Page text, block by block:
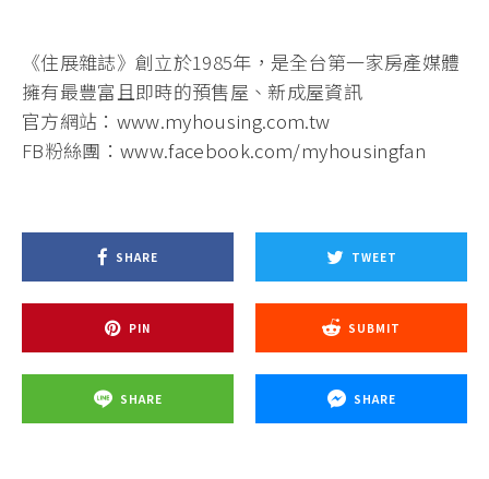
《住展雜誌》創立於1985年，是全台第一家房產媒體
擁有最豐富且即時的預售屋、新成屋資訊
官方網站： www.myhousing.com.tw
FB粉絲團：www.facebook.com/myhousingfan
SHARE TWEET
PIN SUBMIT
SHARE SHARE